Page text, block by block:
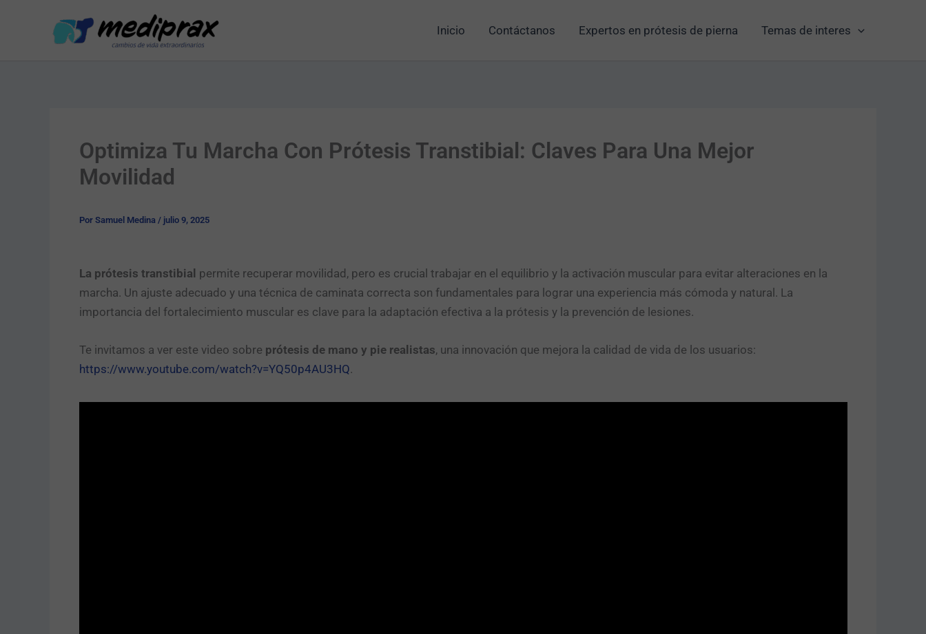
Inicio Contáctanos Expertos en prótesis de pierna Temas de interes
Optimiza Tu Marcha Con Prótesis Transtibial: Claves Para Una Mejor
Movilidad
Por Samuel Medina / julio 9, 2025
La prótesis transtibial permite recuperar movilidad, pero es crucial trabajar en el equilibrio y la activación muscular para evitar alteraciones en la
marcha. Un ajuste adecuado y una técnica de caminata correcta son fundamentales para lograr una experiencia más cómoda y natural. La
importancia del fortalecimiento muscular es clave para la adaptación efectiva a la prótesis y la prevención de lesiones.
Te invitamos a ver este video sobre prótesis de mano y pie realistas, una innovación que mejora la calidad de vida de los usuarios:
https://www.youtube.com/watch?v=YQ50p4AU3HQ.